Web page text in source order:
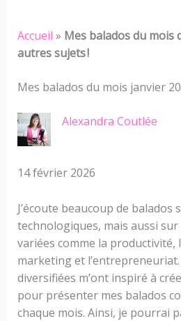
Accueil » Mes balados du mois
autres sujets !
Mes balados du mois janvier
Alexandra Coutlée
14 février 2026
J’écoute beaucoup de balados
technologiques, mais aussi
variées comme la productivité,
marketing et l’entrepreneuriat.
diversifiées m’ont inspiré à
pour présenter mes balados
chaque mois. Ainsi, je pourrai